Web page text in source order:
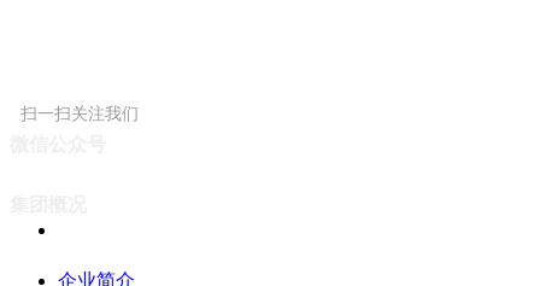
扫一扫关注我们
企业简介